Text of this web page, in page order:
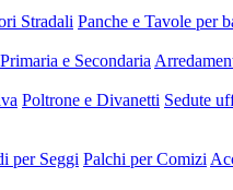
Stradali Panche e Tavole per
e Secondaria
Poltrone e Divanetti Sedute
per Seggi Palchi per Comizi